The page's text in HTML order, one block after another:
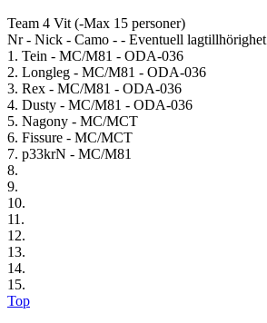
Team 4 Vit (-Max 15 personer)
Nr - Nick - Camo - - Eventuell lagtillhörighet
1. Tein - MC/M81 - ODA-036
2. Longleg - MC/M81 - ODA-036
3. Rex - MC/M81 - ODA-036
4. Dusty - MC/M81 - ODA-036
5. Nagony - MC/MCT
6. Fissure - MC/MCT
7. p33krN - MC/M81
8.
9.
10.
11.
12.
13.
14.
15.
Top